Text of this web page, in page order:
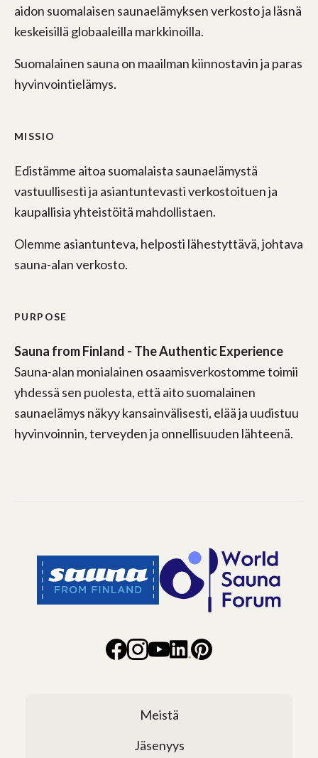
aidon suomalaisen saunaelämyksen verkosto ja läsnä
keskeisillä globaaleilla markkinoilla.
Suomalainen sauna on maailman kiinnostavin ja paras
hyvinvointielämys.
MISSIO
Edistämme aitoa suomalaista saunaelämystä
vastuullisesti ja asiantuntevasti verkostoituen ja
kaupallisia yhteistöitä mahdollistaen.
Olemme asiantunteva, helposti lähestyttävä, johtava
sauna-alan verkosto.
PURPOSE
Sauna from Finland - The Authentic Experience
Sauna-alan monialainen osaamisverkostomme toimii
yhdessä sen puolesta, että aito suomalainen
saunaelämys näkyy kansainvälisesti, elää ja uudistuu
hyvinvoinnin, terveyden ja onnellisuuden lähteenä.
Meistä
Jäsenyys